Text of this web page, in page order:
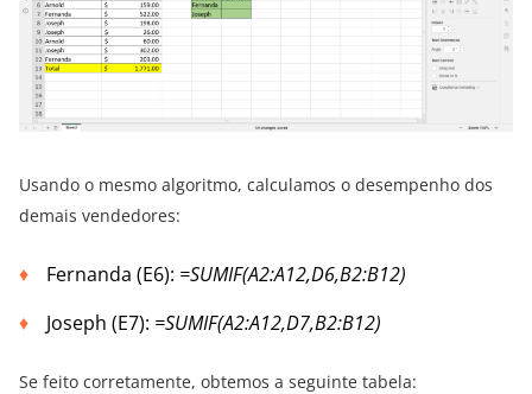
Usando o mesmo algoritmo, calculamos o desempenho dos
demais vendedores:
Fernanda (E6): =SUMIF(A2:A12,D6,B2:B12)
Joseph (E7): =SUMIF(A2:A12,D7,B2:B12)
Se feito corretamente, obtemos a seguinte tabela: